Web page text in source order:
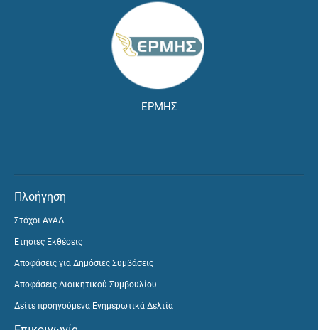
ΕΡΜΗΣ
Πλοήγηση
Στόχοι ΑνΑΔ
Ετήσιες Εκθέσεις
Αποφάσεις για Δημόσιες Συμβάσεις
Αποφάσεις Διοικητικού Συμβουλίου
Δείτε προηγούμενα Ενημερωτικά Δελτία